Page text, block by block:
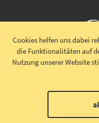
Urheberrecht © 2026
Datenschutz| Impressum|
Cookies helfen uns dabei
die Funktionalitäten auf
Nutzung unserer Website